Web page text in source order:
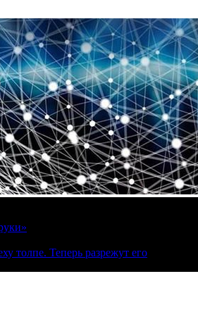
толпе. Теперь разрежут его